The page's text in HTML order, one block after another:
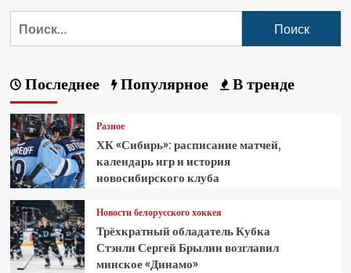
Последнее Популярное В тренде
Разное
ХК «Сибирь»: расписание матчей,
календарь игр и история
новосибирского клуба
Новости белорусского хоккея
Трёхкратный обладатель Кубка
Стэнли Сергей Брылин возглавил
минское «Динамо»